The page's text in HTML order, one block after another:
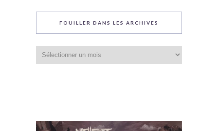
FOUILLER DANS LES ARCHIVES
dans
les